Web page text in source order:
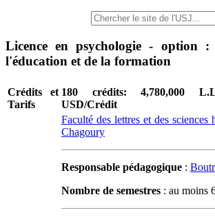
Licence en psychologie - option :
l'éducation et de la formation
Crédits et
Tarifs
180 crédits: 4,780,000
USD/Crédit
Faculté des lettres et des sciences
Chagoury
Responsable pédagogique :
Nombre de semestres : au moins